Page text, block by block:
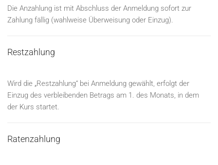
Die Anzahlung ist mit Abschluss der Anmeldung sofort zur
Zahlung fällig (wahlweise Überweisung oder Einzug).
Restzahlung
Wird die „Restzahlung“ bei Anmeldung gewählt, erfolgt der
Einzug des verbleibenden Betrags am 1. des Monats, in dem
der Kurs startet.
Ratenzahlung